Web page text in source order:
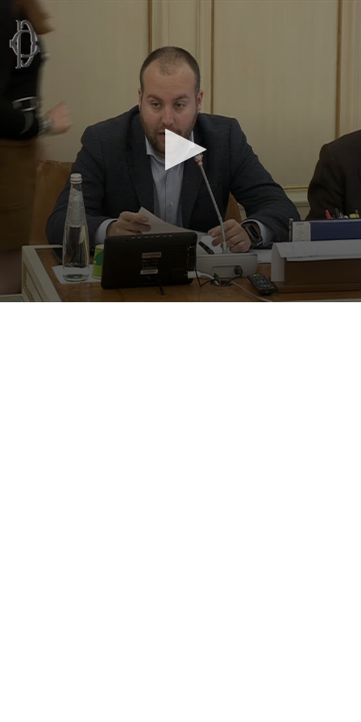
Vai al contenuto principale
WebTV Camera dei Deputati
Vai al menu di navigazione
Contenuto
Fine contenuto
Vai al contenuto principale Vai al menu di navigazione